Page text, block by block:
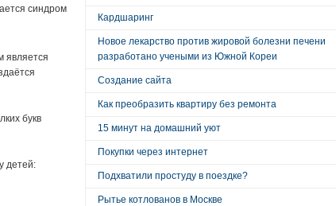
синдром
является
букв
детей:
Кардшаринг
Новое лекарство против жировой болезни печени
разработано учеными из Южной Кореи
Создание сайта
Как преобразить квартиру без ремонта
15 минут на домашний уют
Покупки через интернет
Подхватили простуду в поездке?
Рытье котлованов в Москве